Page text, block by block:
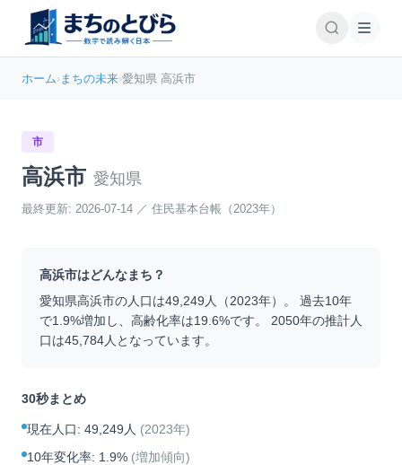
ホーム›まちの未来›愛知県 高浜市
市
高浜市 愛知県
最終更新: 2026-07-14 ／ 住民基本台帳（2023年）
高浜市はどんなまち？
愛知県高浜市の人口は49,249 人（2023年）。 過去10年
で1.9%増加 し、高齢化率は19.6%です。 2050年の推計人
口は45,784人となっています。
30秒まとめ
現在人口: 49,249人 (2023年)
10年変化率: 1.9% (増加傾向)